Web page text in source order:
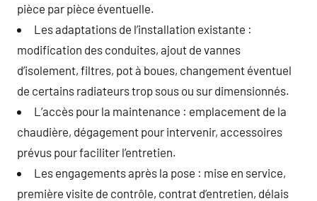
pièce par pièce éventuelle.
Les adaptations de l’installation existante :
modification des conduites, ajout de vannes
d’isolement, filtres, pot à boues, changement éventuel
de certains radiateurs trop sous ou sur dimensionnés.
L’accès pour la maintenance : emplacement de la
chaudière, dégagement pour intervenir, accessoires
prévus pour faciliter l’entretien.
Les engagements après la pose : mise en service,
première visite de contrôle, contrat d’entretien, délais